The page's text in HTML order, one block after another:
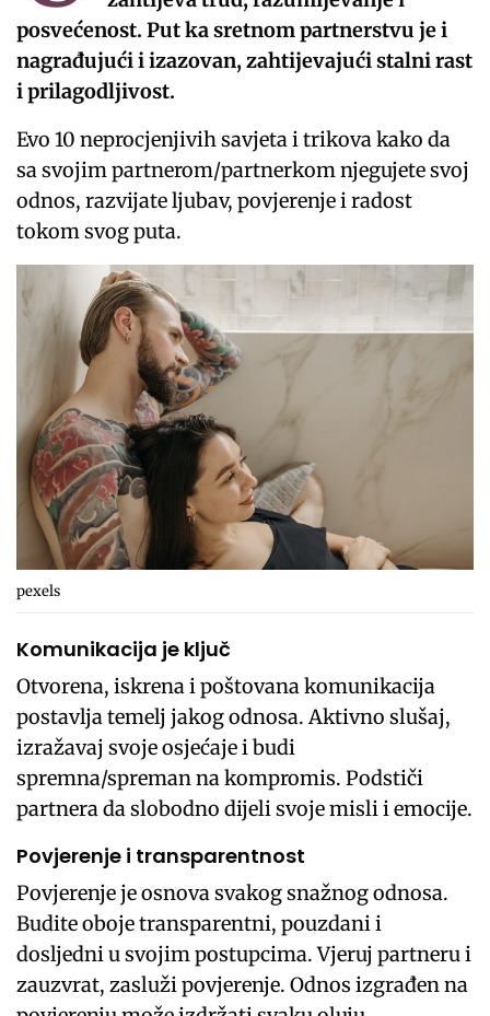
posvećenost. Put ka sretnom partnerstvu je i
nagrađujući i izazovan, zahtijevajući stalni rast
i prilagodljivost.
Evo 10 neprocjenjivih savjeta i trikova kako da
sa svojim partnerom/partnerkom njegujete svoj
odnos, razvijate ljubav, povjerenje i radost
tokom svog puta.
pexels
Komunikacija je ključ
Otvorena, iskrena i poštovana komunikacija
postavlja temelj jakog odnosa. Aktivno slušaj,
izražavaj svoje osjećaje i budi
spremna/spreman na kompromis. Podstiči
partnera da slobodno dijeli svoje misli i emocije.
Povjerenje i transparentnost
Povjerenje je osnova svakog snažnog odnosa.
Budite oboje transparentni, pouzdani i
dosljedni u svojim postupcima. Vjeruj partneru i
zauzvrat, zasluži povjerenje. Odnos izgrađen na